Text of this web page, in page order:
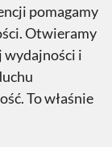
pomagamy
Otwieramy
wydajności i
To właśnie